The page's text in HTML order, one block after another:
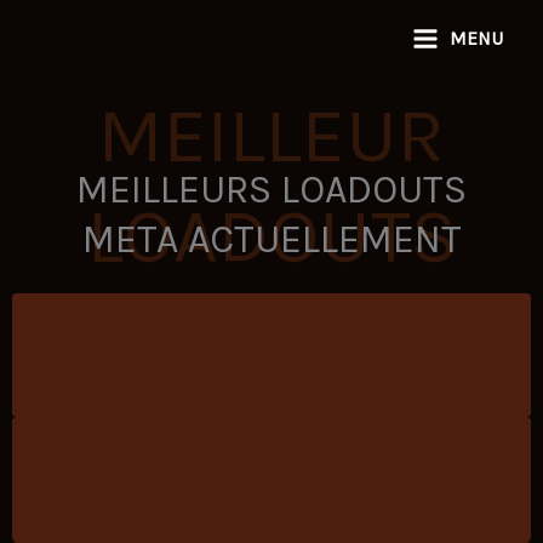
MENU
MEILLEUR
LOADOUTS
MEILLEURS LOADOUTS
META ACTUELLEMENT